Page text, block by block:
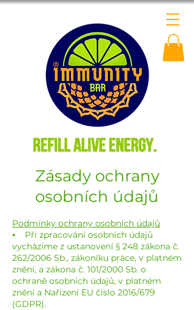
Zásady ochrany
osobních údajů
Podmínky ochrany osobních údajů
⦁ Při zpracování osobních údajů
vycházíme z ustanovení § 248 zákona č.
262/2006 Sb., zákoníku práce, v platném
znění, a zákona č. 101/2000 Sb. o
ochraně osobních údajů, v platném
znění a Nařízení EU číslo 2016/679
(GDPR).